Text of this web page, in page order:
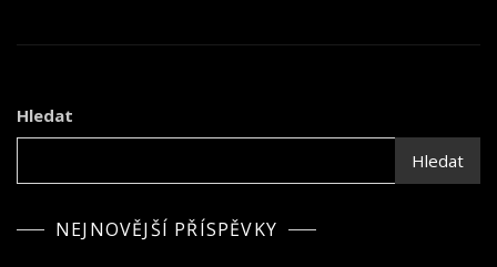
Hledat
Hledat
NEJNOVĚJŠÍ PŘÍSPĚVKY